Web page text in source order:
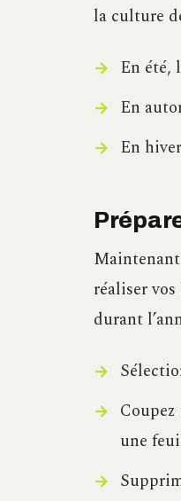
la culture
En été,
En
En
réaliser
durant
une